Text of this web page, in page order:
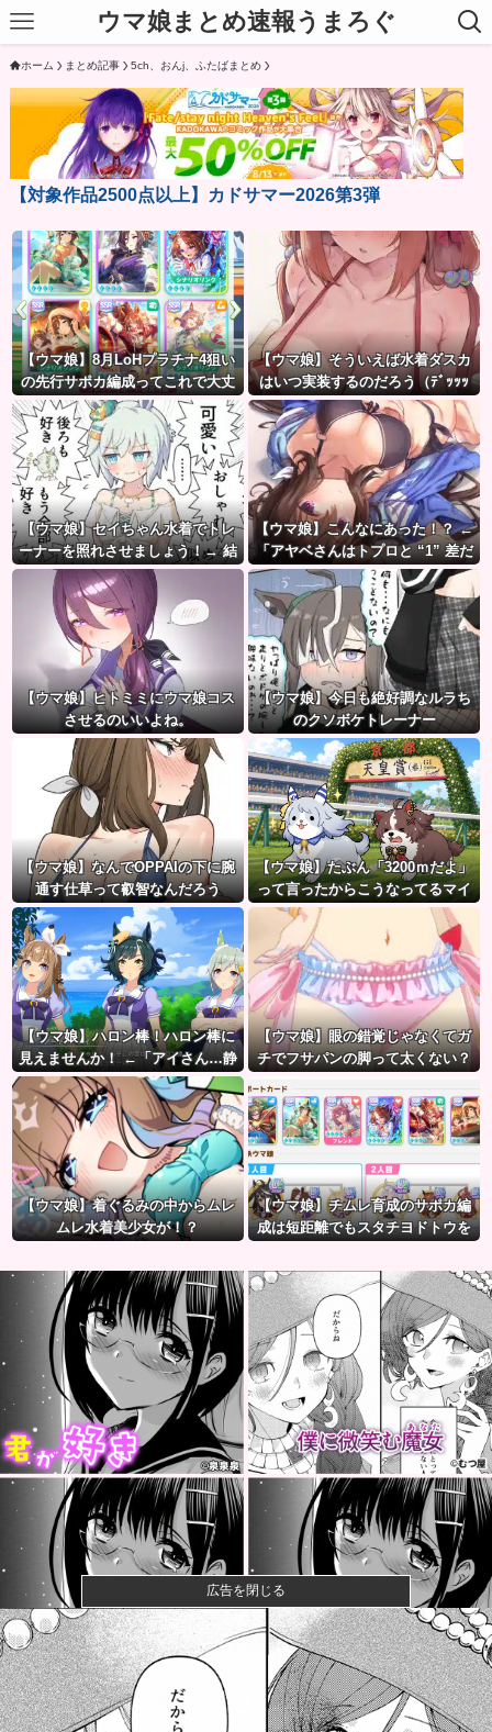
ウマ娘まとめ速報うまろぐ
ホーム まとめ記事 5ch、おんj、ふたばまとめ
【対象作品2500点以上】カドサマー2026第3弾
【ウマ娘】8月LoHプラチナ4狙い
の先行サポカ編成ってこれで大丈
夫？
【ウマ娘】そういえば水着ダスカ
はいつ実装するのだろう（ﾃﾞｯｯｯ
【ウマ娘】セイちゃん水着でトレ
ーナーを照れさせましょう！→ 結
果
【ウマ娘】こんなにあった！？ ←
「アヤベさんはトプロと “1” 差だ
ぞ」
【ウマ娘】ヒトミミにウマ娘コス
させるのいいよね。
【ウマ娘】今日も絶好調なルラち
のクソボケトレーナー
【ウマ娘】なんでOPPAIの下に腕
通す仕草って叡智なんだろう
【ウマ娘】たぶん「3200ｍだよ」
って言ったからこうなってるマイ
ル犬
【ウマ娘】ハロン棒！ハロン棒に
見えませんか！ ←「アイさん…静
かに…」
【ウマ娘】眼の錯覚じゃなくてガ
チでフサパンの脚って太くない？
【ウマ娘】着ぐるみの中からムレ
ムレ水着美少女が！？
【ウマ娘】チムレ育成のサポカ編
成は短距離でもスタチヨドトウを
を編成していた意味…
広告を閉じる